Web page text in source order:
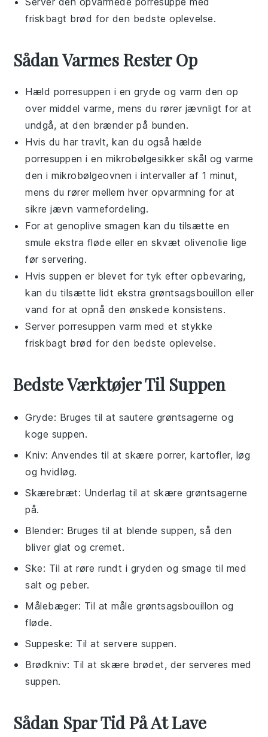
friskbagt brød for den bedste oplevelse.
Sådan Varmes Rester Op
Hæld porresuppen i en gryde og varm den op
over middel varme, mens du rører jævnligt for at
undgå, at den brænder på bunden.
Hvis du har travlt, kan du også hælde
porresuppen i en mikrobølgesikker skål og varme
den i mikrobølgeovnen i intervaller af 1 minut,
mens du rører mellem hver opvarmning for at
sikre jævn varmefordeling.
For at genoplive smagen kan du tilsætte en
smule ekstra fløde eller en skvætolivenolie lige
før servering.
Hvis suppen er blevet for tyk efter opbevaring,
kan du tilsætte lidt ekstragrøntsagsbouillon eller
vand for at opnå den ønskede konsistens.
Server porresuppen varm med et stykke
friskbagt brød for den bedste oplevelse.
Bedste Værktøjer Til Suppen
Gryde: Bruges til at sautere grøntsagerne og
koge suppen.
Kniv: Anvendes til at skære porrer, kartofler, løg
og hvidløg.
Skærebræt: Underlag til at skære grøntsagerne
på.
Blender: Bruges til at blende suppen, så den
bliver glat og cremet.
Ske: Til at røre rundt i gryden og smage til med
salt og peber.
Målebæger: Til at måle grøntsagsbouillon og
fløde.
Suppeske: Til at servere suppen.
Brødkniv: Til at skære brødet, der serveres med
suppen.
Sådan Spar Tid På At Lave